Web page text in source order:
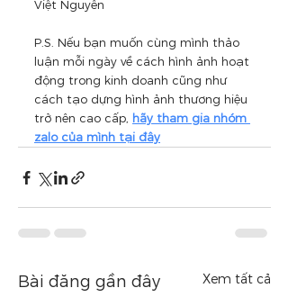
Việt Nguyễn
P.S. Nếu bạn muốn cùng mình thảo
luận mỗi ngày về cách hình ảnh hoạt
động trong kinh doanh cũng như
cách tạo dựng hình ảnh thương hiệu
trở nên cao cấp, hãy tham gia nhóm
zalo của mình tại đây
Bài đăng gần đây Xem tất cả